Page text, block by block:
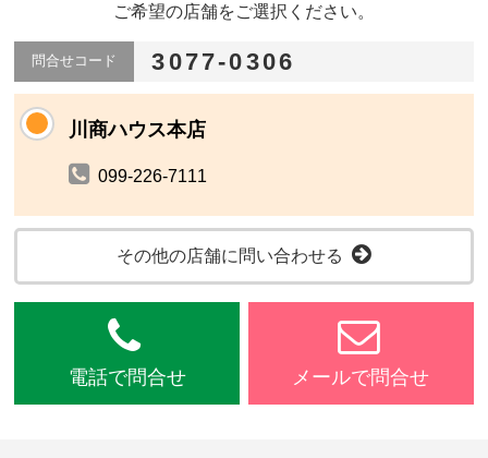
ご希望の店舗をご選択ください。
問合せコード 3077-0306
川商ハウス本店
099-226-7111
その他の店舗に問い合わせる
電話で問合せ メールで問合せ